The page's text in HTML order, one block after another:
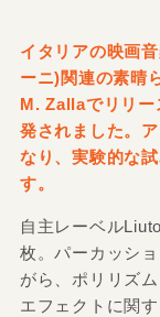
イタリアの映画
ーニ)関連の素晴
M. Zallaでリリ
発されました。
なり、実験的な
す。
自主レーベル
枚。パーカッシ
がら、ポリリズ
エフェクトに関